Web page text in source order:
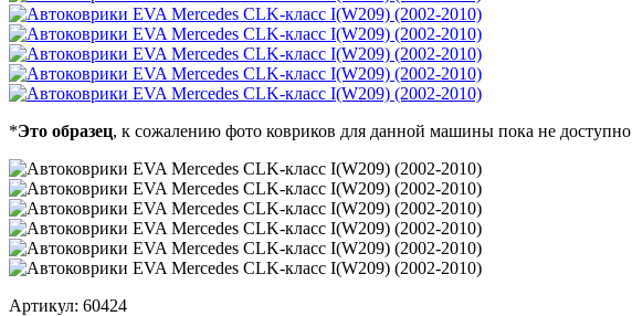
*Это образец, к сожалению фото ковриков для данной машины пока не доступно
Артикул: 60424